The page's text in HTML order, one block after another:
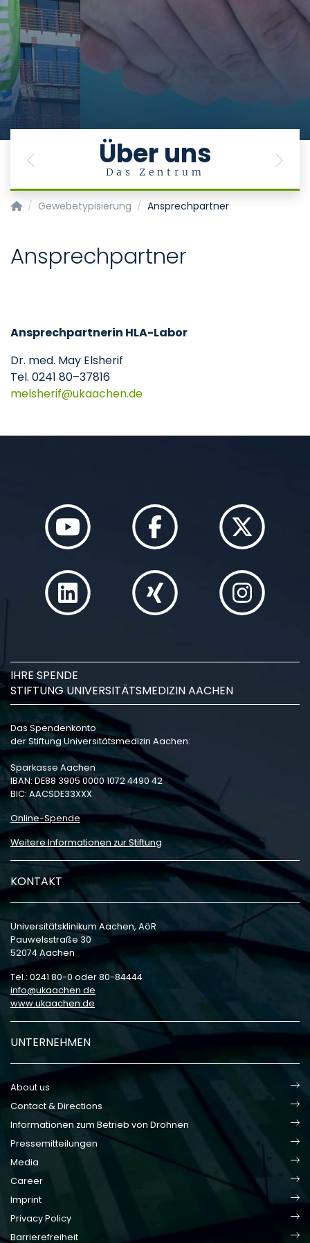
Über uns
Das Zentrum
Previous Next
Transplantationszentrum
Gewebetypisierung Ansprechpartner
Ansprechpartner
Ansprechpartnerin HLA-Labor
Dr. med. May Elsherif
Tel. 0241 80–37816
melsherif
ukaachende
IHRE SPENDE
STIFTUNG UNIVERSITÄTSMEDIZIN AACHEN
Das Spendenkonto
der Stiftung Universitätsmedizin Aachen:
Sparkasse Aachen
IBAN: DE88 3905 0000 1072 4490 42
BIC: AACSDE33XXX
Online-Spende
Weitere Informationen zur Stiftung
KONTAKT
Universitätsklinikum Aachen, AöR
Pauwelsstraße 30
52074 Aachen
Tel.: 0241 80-0 oder 80-84444
info
ukaachen de
www.ukaachen.de
UNTERNEHMEN
About us
Contact & Directions
Informationen zum Betrieb von Drohnen
Pressemitteilungen
Media
Career
Imprint
Privacy Policy
Barrierefreiheit